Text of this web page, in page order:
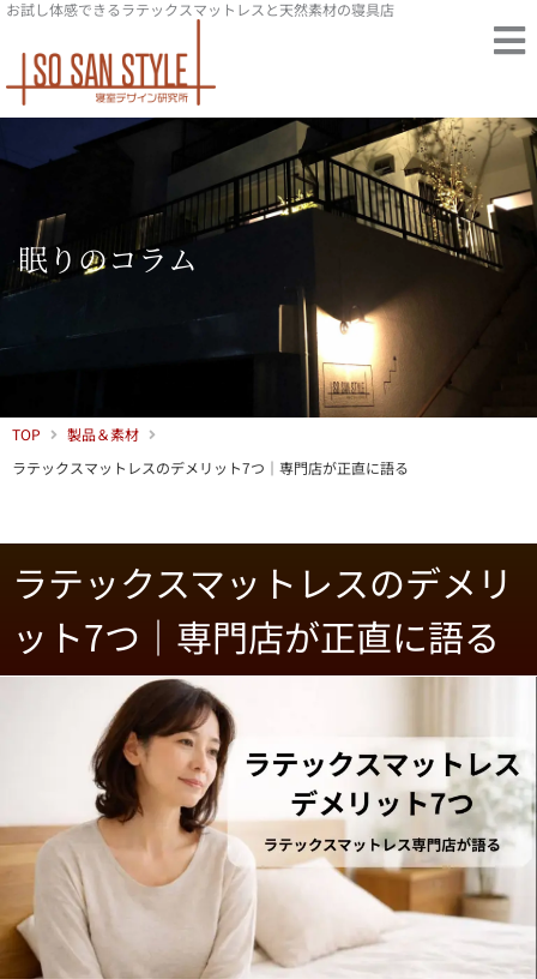
内
を
ス
お試し体感できるラテックスマットレスと天然素材の寝具店
眠りのコラム
TOP
製品＆素材
ラテックスマットレスのデメリット7つ｜専門店が正直に語る
ラテックスマットレスのデメリ
ット7つ｜専門店が正直に語る